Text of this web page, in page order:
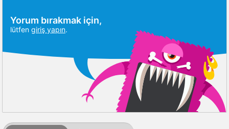
Yorum bırakmak için,
lütfen giriş yapın.